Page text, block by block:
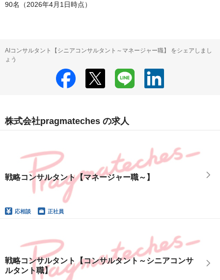
90名（2026年4月1日時点）
AIコンサルタント【シニアコンサルタント～マネージャー職】 をシェアしまし
ょう
株式会社pragmateches の求人
戦略コンサルタント【マネージャー職～】
応相談 正社員
戦略コンサルタント【コンサルタント～シニアコンサ
ルタント職】